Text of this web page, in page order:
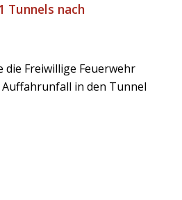
Tunnels nach
die Freiwillige Feuerwehr
in den Tunnel